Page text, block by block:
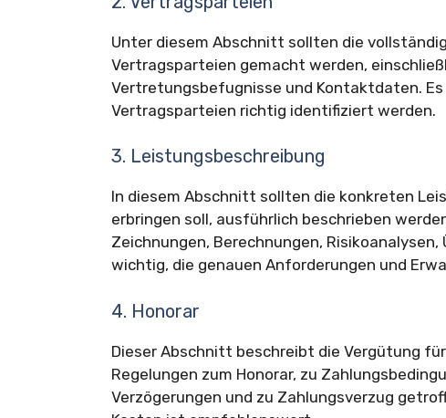
Unter diesem Abschnitt sollten die
Vertragsparteien gemacht werden,
Vertretungsbefugnisse und Kontaktdaten.
Vertragsparteien richtig identifiziert werden.
3. Leistungsbeschreibung
In diesem Abschnitt sollten die konkreten
erbringen soll, ausführlich beschrieben
Zeichnungen, Berechnungen,
wichtig, die genauen Anforderungen und
4. Honorar
Dieser Abschnitt beschreibt die Vergütung
Regelungen zum Honorar, zu
Verzögerungen und zu Zahlungsverzug